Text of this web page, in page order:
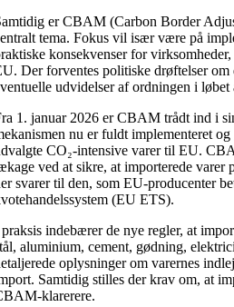
er CBAM (Carbon Border
tema. Fokus vil især være på
konsekvenser for
Der forventes politiske drøftelser
udvidelser af ordningen i løbet
1. januar 2026 er CBAM trådt ind i
nu er fuldt implementeret
CO₂-intensive varer til EU.
ved at sikre, at importerede varer
svarer til den, som EU-producenter
(EU ETS).
indebærer de nye regler, at
aluminium, cement, gødning,
oplysninger om varernes
Samtidig stilles der krav om, at
klarerere.